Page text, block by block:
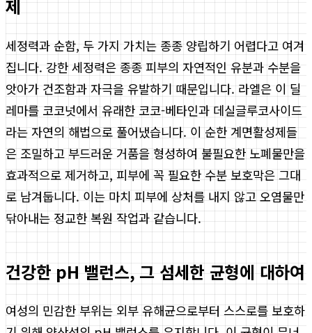
제
세정력과 순함, 두 가지 가치는 종종 양립하기 어렵다고 여겨
집니다. 강한 세정력은 종종 피부의 자연적인 유분과 수분을
앗아가 건조함과 자극을 유발하기 때문입니다. 라엘은 이 딜
레마를 코코넛에서 유래한 코코-베타인과 데실글루코사이드
라는 자연의 해법으로 풀어냈습니다. 이 순한 계면활성제들
은 조밀하고 부드러운 거품을 형성하여 불필요한 노폐물만을
효과적으로 제거하고, 피부에 꼭 필요한 수분 보호막은 그대
로 남겨둡니다. 이는 마치 피부에 상처를 내지 않고 오염물만
닦아내는 정교한 복원 작업과 같습니다.
건강한 pH 밸런스, 그 섬세한 균형에 대하여
여성의 민감한 부위는 외부 유해균으로부터 스스로를 보호하